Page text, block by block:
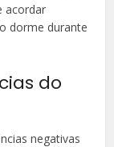
acordar
dorme durante
do
negativas